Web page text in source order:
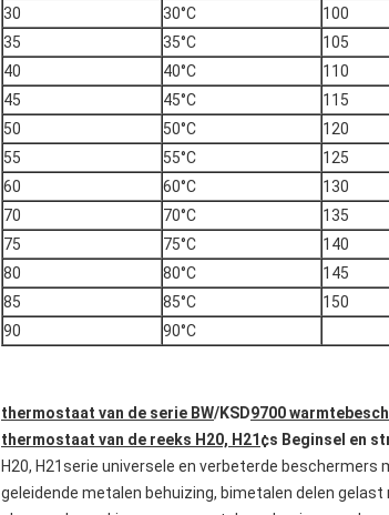
30
30°C 100
35
35°C 105
40
40°C 110
45
45°C 115
50
50°C 120
55
55°C 125
60
60°C 130
70
70°C 135
75
75°C 140
80
80°C 145
85
85°C 150
90
90°C
thermostaat van de serie BW/KSD9700
thermostaat van de reeks H20, H21¢s Beginsel en
H20, H21serie universele en verbeterde
geleidende metalen behuizing, bimetalen delen